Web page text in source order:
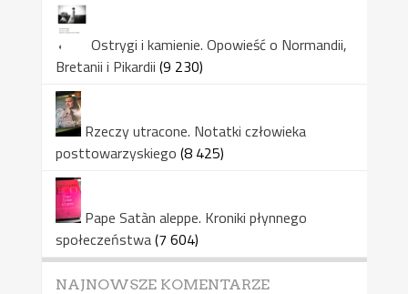
Ostrygi i kamienie. Opowieść o Normandii,
Bretanii i Pikardii (9 230)
Rzeczy utracone. Notatki człowieka
posttowarzyskiego (8 425)
Pape Satàn aleppe. Kroniki płynnego
społeczeństwa(7 604)
NAJNOWSZE KOMENTARZE